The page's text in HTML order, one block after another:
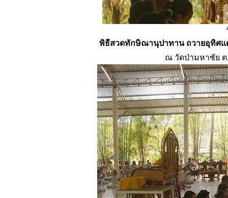
พิธีสวดทักษิณานุปาทาน ถวายอุทิศ
ณ วัดป่ามหาชัย